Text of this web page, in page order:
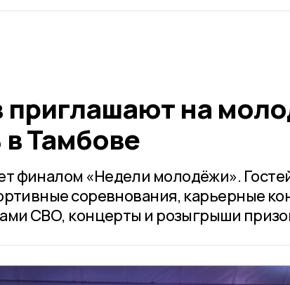
приглашают на
Тамбове
финалом «Недели молодёжи».
соревнования, карьерные
СВО, концерты и розыгрыши